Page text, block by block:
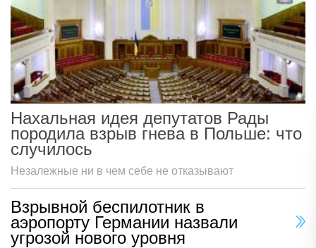
Нахальная идея депутатов Рады
породила взрыв гнева в Польше: что
случилось
Незалежные ни в чем себе не отказывают
Взрывной беспилотник в
аэропорту Германии назвали
угрозой нового уровня